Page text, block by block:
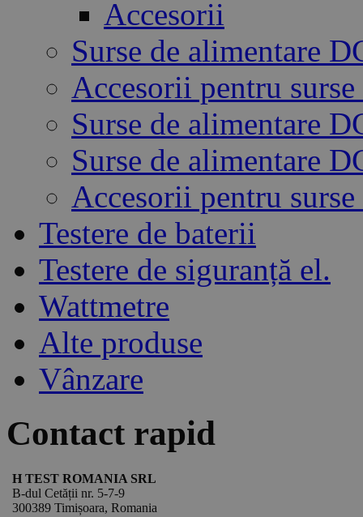
Accesorii
Surse de alimentare
Accesorii pentru
Surse de alimentare
Surse de alimentare
Accesorii pentru
Testere de baterii
Testere de siguranță el.
Wattmetre
Alte produse
Vânzare
Contact rapid
H TEST ROMANIA SRL
B-dul Cetății nr. 5-7-9
300389 Timișoara, Romania